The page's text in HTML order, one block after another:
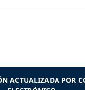
ACTUALIZADA POR